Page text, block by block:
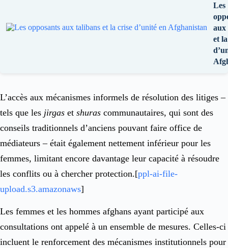
Les
aux
et
L’accès aux mécanismes informels de résolution des litiges –
tels que les jirgas et shuras communautaires, qui sont des
conseils traditionnels d’anciens pouvant faire office de
médiateurs – était également nettement inférieur pour les
femmes, limitant encore davantage leur capacité à résoudre
les conflits ou à chercher protection.[ppl-ai-file-
upload.s3.amazonaws]​
Les femmes et les hommes afghans ayant participé aux
consultations ont appelé à un ensemble de mesures. Celles-ci
incluent le renforcement des mécanismes institutionnels pour